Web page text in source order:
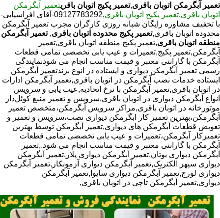
تعمیر آبگرمکن اتوبان باقری,تعمیر پکیج اتوبان باقریتعمیر آبگرمکن
اتوبان باقری,تعمیر پکیج اتوبان باقری
,09127783292-آقای افراسیابی-
با تخفیف مشاوره رایگان شبانه روزی کارگران مجرب تعمیر آبگرمکن
محدوده اتوبان باقری,تعمیر پکیج محدوده اتوبان باقری, تعمیر آبگرمکن
منطقه اتوبان باقری,تعمیر پکیج منطقه اتوبان باقری,تعمیر
آبگرمکن,تعمیر پکیج,تعمیرات و عیب یابی تخصصی تمامی قطعات
آبگرمکن با گارانتی معتبر و قیمت مناسب انجام می شودنمایندگی
رسمی تعمیر آبگرمکن دیواری و ایستاده در انوع برندتعمیر آبگرمکن
ایستاده خدمات نصب آبگرمکن در اتوبان باقری,تعمیر آبگرمکن ادارات
در اتوبان باقری,تعمیر آبگرمکن با نرخ اتحادیه,عیب یابی و سرویس
انواع آبگرمکن دیواری در اتوبان باقری,سرویس و تعمیر منبع کوئل‌دار
موتورخانه در اتوبان باقری,مراکز سرویس آبگرمکن،متخصص تعمیر
آبگرمکن،بهترین تعمیر کار ابگرمکن دیواری نصب،سرویس و تعمیر و
تعویض قطعات آبگرمکن های دیواری,تعمیر آبگرمکن توسط بهترین
تعمیرکار آبگرمکن،تعمیرات و عیب یابی تخصصی تمامی قطعات
آبگرمکن با گارانتی معتبر و قیمت مناسب انجام می شود.,تعمیر
آبگرمکن دیواری بوتان,تعمیر آبگرمکن دیواری پلار,تعمیر آبگرمکن
دیواری سپهر الکتریک,تعمیر آبگرمکن دیواری آزمونکار,تعمیر آبگرمکن
دیواری لورچ,تعمیر آبگرمکن دیواری سایوا,تعمیر آبگرمکن
دیواری,تعمیر آبگرمکن تاچی در اتوبان باقری,